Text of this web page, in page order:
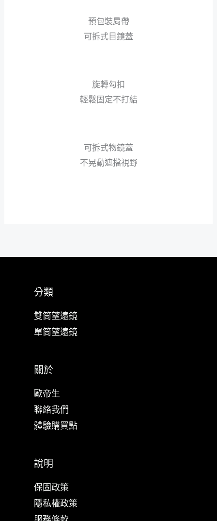
預包裝肩帶
可拆式目鏡蓋
旋轉勾扣
輕鬆固定不打結
可拆式物鏡蓋
不晃動遮擋視野
分類
雙筒望遠鏡
單筒望遠鏡
關於
歐帝生
聯絡我們
體驗購買點
說明
保固政策
隱私權政策